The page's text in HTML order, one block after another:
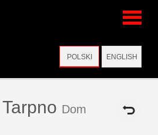
POLSKI ENGLISH
Strona
Tarpno Dom